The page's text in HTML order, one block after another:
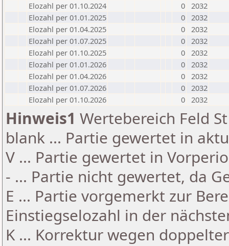
Elozahl per 01.10.2024
0 2032
Elozahl per 01.01.2025
0 2032
Elozahl per 01.04.2025
0 2032
Elozahl per 01.07.2025
0 2032
Elozahl per 01.10.2025
0 2032
Elozahl per 01.01.2026
0 2032
Elozahl per 01.04.2026
0 2032
Elozahl per 01.07.2026
0 2032
Elozahl per 01.10.2026
0 2032
Hinweis1 Wertebereich Feld
blank ... Partie gewertet in
V ... Partie gewertet in
- ... Partie nicht gewertet, da
E ... Partie vorgemerkt zur
Einstiegselozahl in der
K ... Korrektur wegen